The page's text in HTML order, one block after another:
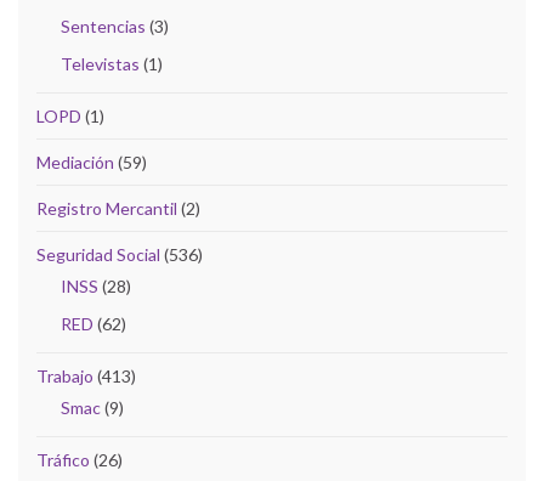
Sentencias (3)
Televistas (1)
LOPD (1)
Mediación (59)
Registro Mercantil (2)
Seguridad Social (536)
INSS (28)
RED (62)
Trabajo (413)
Smac(9)
Tráfico (26)